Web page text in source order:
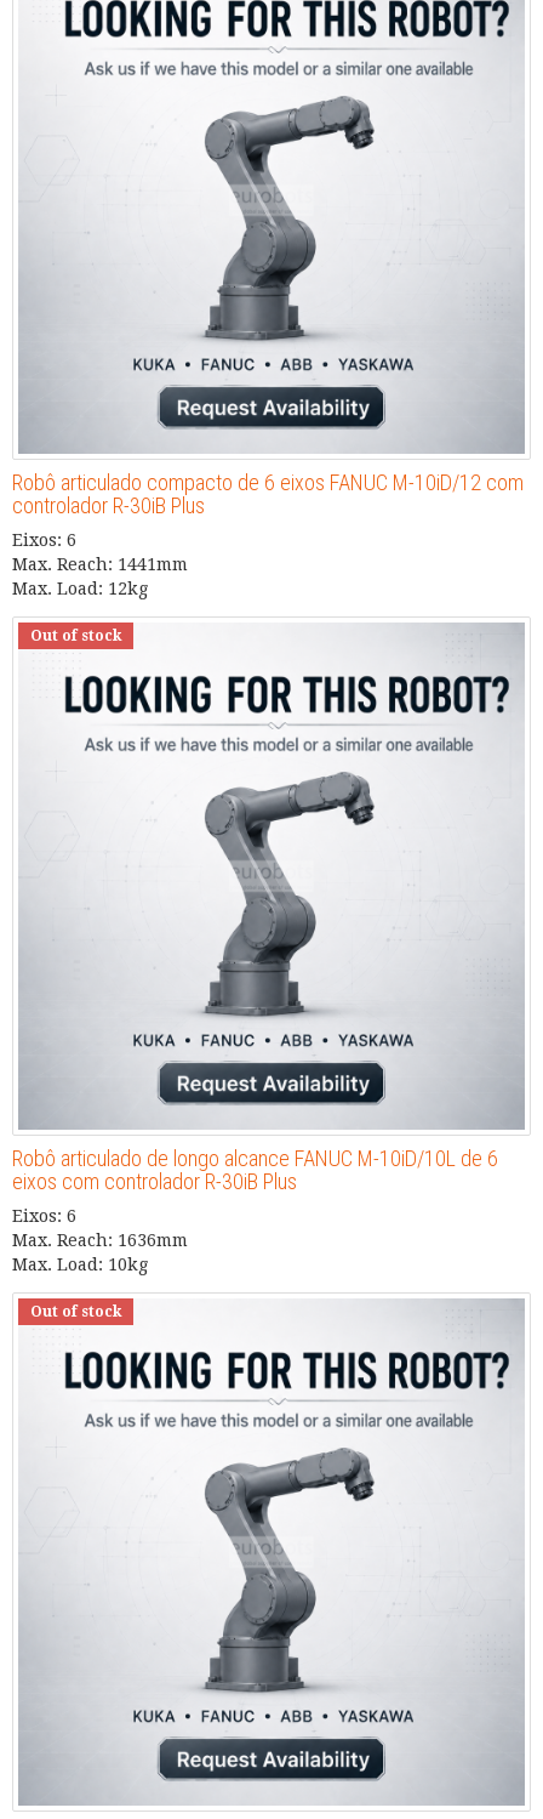
Robô articulado compacto de 6 eixos FANUC M-10iD/12 com
controlador R-30iB Plus
Eixos: 6
Max. Reach: 1441mm
Max. Load: 12kg
Out of stock
Robô articulado de longo alcance FANUC M-10iD/10L de 6
eixos com controlador R-30iB Plus
Eixos: 6
Max. Reach: 1636mm
Max. Load: 10kg
Out of stock